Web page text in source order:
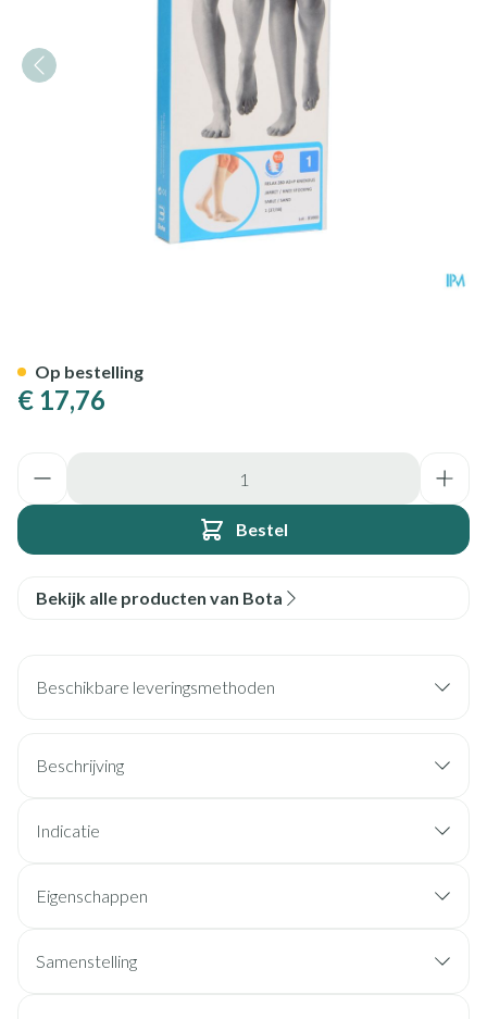
€ 17,76
Bestel
Op bestelling
Bekijk alle producten van Bota
Beschikbare leveringsmethoden
Beschrijving
Indicatie
Eigenschappen
Samenstelling